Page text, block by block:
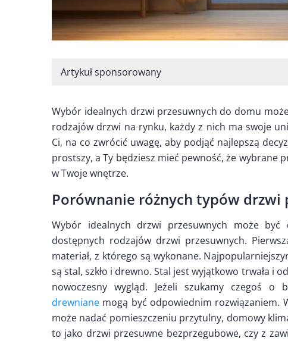
Artykuł sponsorowany
Wybór idealnych drzwi przesuwnych do domu
rodzajów drzwi na rynku, każdy z nich ma swoje
Ci, na co zwrócić uwagę, aby podjąć najlepszą
prostszy, a Ty będziesz mieć pewność, że wybrane
w Twoje wnętrze.
Porównanie różnych typów drzwi
Wybór idealnych drzwi przesuwnych może
dostępnych rodzajów drzwi przesuwnych.
materiał, z którego są wykonane.
są stal, szkło i drewno. Stal jest wyjątkowo trwała i
nowoczesny wygląd. Jeżeli szukamy czegoś o
drewniane mogą być odpowiednim rozwiązaniem.
może nadać pomieszczeniu przytulny, domowy
to jako drzwi przesuwne bezprzegubowe, czy z